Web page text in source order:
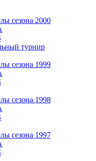
сезона 2000
турнир
сезона 1999
сезона 1998
сезона 1997